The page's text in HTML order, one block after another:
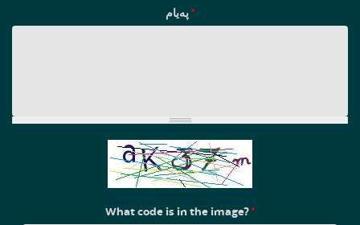
*
What code is in the image?*